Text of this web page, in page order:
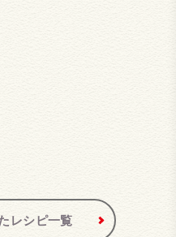
レシピ一覧